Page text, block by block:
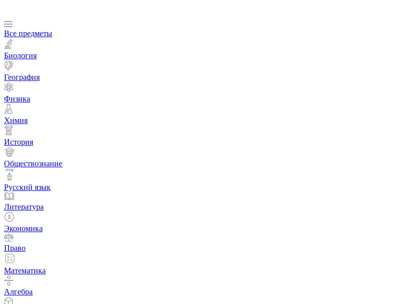
Все предметы
Биология
География
Физика
Химия
История
Обществознание
Русский язык
Литература
Экономика
Право
Математика
Алгебра